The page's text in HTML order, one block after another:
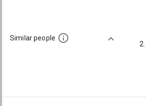
Similar people